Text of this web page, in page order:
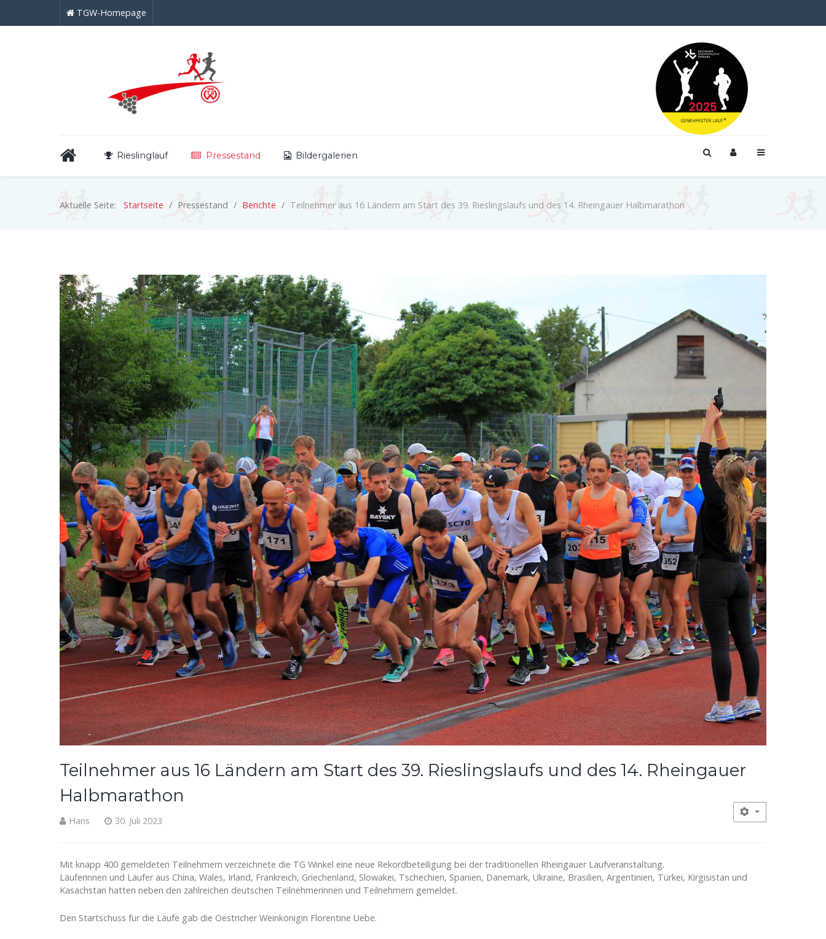
TGW-Homepage
Rieslinglauf Pressestand Bildergalerien
Aktuelle Seite: Startseite Pressestand Berichte Teilnehmer aus 16 Ländern am Start des 39. Rieslingslaufs und des 14. Rheingauer Halbmarathon
Teilnehmer aus 16 Ländern am Start des 39. Rieslingslaufs und des 14. Rheingauer
Halbmarathon
Hans 30. Juli 2023
Mit knapp 400 gemeldeten Teilnehmern verzeichnete die TG Winkel eine neue Rekordbeteiligung bei der traditionellen Rheingauer Laufveranstaltung.
Läuferinnen und Läufer aus China, Wales, Irland, Frankreich, Griechenland, Slowakei, Tschechien, Spanien, Dänemark, Ukraine, Brasilien, Argentinien, Türkei, Kirgisistan und
Kasachstan hatten neben den zahlreichen deutschen Teilnehmerinnen und Teilnehmern gemeldet.
Den Startschuss für die Läufe gab die Oestricher Weinkönigin Florentine Uebe.